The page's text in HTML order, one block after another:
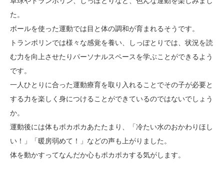
た。
ボールを使った運動では目と体の調和が育まれるそうです。
トランポリンでは様々な感覚を養い、しっぽとりでは、状況を読
む力を向上させたりパーソナルスペースを学ぶことができるよう
です。
一人ひとりに合った運動療育を取り入れることでその子が必要と
する力を楽しく身につけることができているのではないでしょう
か。
運動後には体もポカポカあたたまり、「冷たい水のおかわりほし
い！」「暖房弱めて！」などの声も上がりました。
体を動かすってなんだか心もポカポカする気がします。